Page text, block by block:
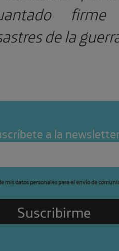
de la
a la
mis datos personales para el envío de